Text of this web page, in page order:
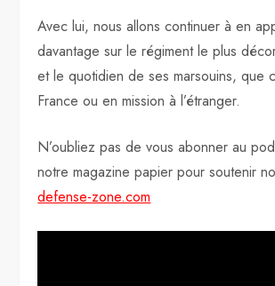
Avec lui, nous allons continuer à en
davantage sur le régiment le plus
et le quotidien de ses marsouins, que
France ou en mission à l’étranger.
N’oubliez pas de vous abonner au
notre magazine papier pour soutenir
defense-zone.com